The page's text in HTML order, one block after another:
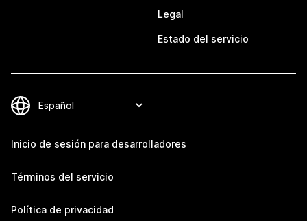
Legal
Estado del servicio
Inicio de sesión para desarrolladores
Términos del servicio
Política de privacidad